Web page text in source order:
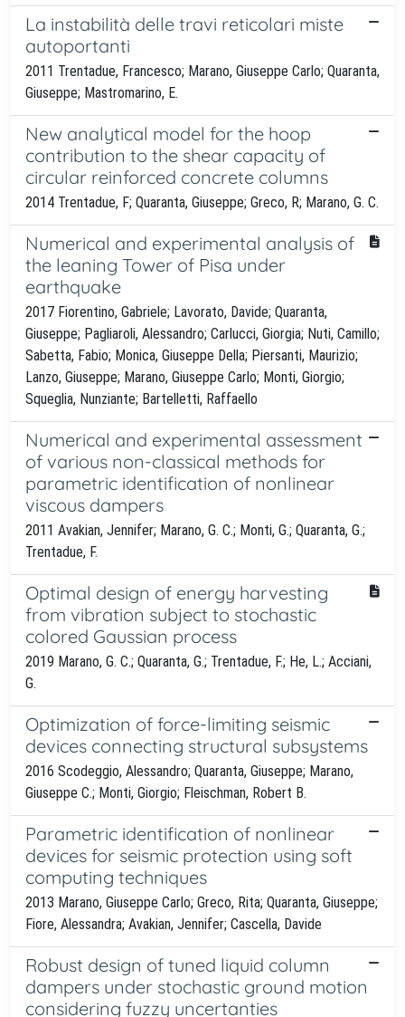
La instabilità delle travi reticolari miste
autoportanti
2011 Trentadue, Francesco; Marano, Giuseppe Carlo; Quaranta,
Giuseppe; Mastromarino, E.
New analytical model for the hoop
contribution to the shear capacity of
circular reinforced concrete columns
2014 Trentadue, F; Quaranta, Giuseppe; Greco, R; Marano, G. C.
Numerical and experimental analysis of
the leaning Tower of Pisa under
earthquake
2017 Fiorentino, Gabriele; Lavorato, Davide; Quaranta,
Giuseppe; Pagliaroli, Alessandro; Carlucci, Giorgia; Nuti, Camillo;
Sabetta, Fabio; Monica, Giuseppe Della; Piersanti, Maurizio;
Lanzo, Giuseppe; Marano, Giuseppe Carlo; Monti, Giorgio;
Squeglia, Nunziante; Bartelletti, Raffaello
Numerical and experimental assessment
of various non-classical methods for
parametric identification of nonlinear
viscous dampers
2011 Avakian, Jennifer; Marano, G. C.; Monti, G.; Quaranta, G.;
Trentadue, F.
Optimal design of energy harvesting
from vibration subject to stochastic
colored Gaussian process
2019 Marano, G. C.; Quaranta, G.; Trentadue, F.; He, L.; Acciani,
G.
Optimization of force-limiting seismic
devices connecting structural subsystems
2016 Scodeggio, Alessandro; Quaranta, Giuseppe; Marano,
Giuseppe C.; Monti, Giorgio; Fleischman, Robert B.
Parametric identification of nonlinear
devices for seismic protection using soft
computing techniques
2013 Marano, Giuseppe Carlo; Greco, Rita; Quaranta, Giuseppe;
Fiore, Alessandra; Avakian, Jennifer; Cascella, Davide
Robust design of tuned liquid column
dampers under stochastic ground motion
considering fuzzy uncertanties